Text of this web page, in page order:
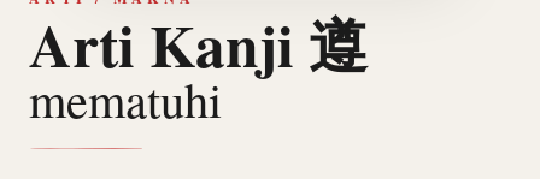
Arti Kanji 遵
mematuhi